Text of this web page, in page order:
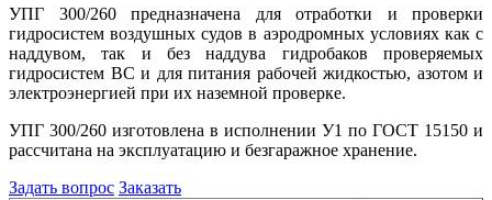
УПГ 300/260 предназначена для отработки и проверки
гидросистем воздушных судов в аэродромных условиях как с
наддувом, так и без наддува гидробаков проверяемых
гидросистем ВС и для питания рабочей жидкостью, азотом и
электроэнергией при их наземной проверке.
УПГ 300/260 изготовлена в исполнении У1 по ГОСТ 15150 и
рассчитана на эксплуатацию и безгаражное хранение.
Задать вопрос Заказать